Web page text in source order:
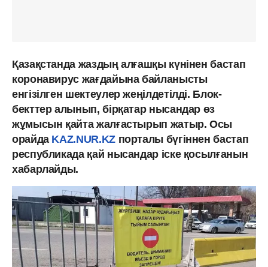
Қазақстанда жаздың алғашқы күнінен бастап
коронавирус жағдайына байланысты
енгізілген шектеулер жеңілдетілді. Блок-
бекттер алынып, бірқатар нысандар өз
жұмысын қайта жалғастырып жатыр. Осы
орайда KAZ.NUR.KZпорталы бүгіннен бастап
республикада қай нысандар іске қосылғанын
хабарлайды.